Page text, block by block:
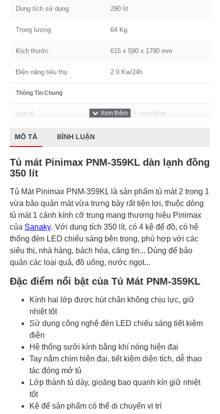
Dung tích sử dụng 290 lít
Trọng lượng 64 Kg
Kích thước 615 x 590 x 1790 mm
Điện năng tiêu thụ 2.9 Kw/24h
Thông Tin Chung
Loại tủ Tủ Mát 1 cánh kính
Điều chỉnh nhiệt độ
Hãng sản xuất
Bảo hành 24 tháng
Thông số tủ mát
Gas R134a
MÔ TẢ BÌNH LUẬN
Tủ mát Pinimax PNM-359KL dàn lạnh đồng
350 lít
Tủ Mát Pinimax PNM-359KL là sản phẩm tủ mát 2 trong 1
vừa bảo quản mát vừa trưng bày rất tiện lợi, thuộc dòng
tủ mát 1 cánh kính cỡ trung mang thương hiệu Pinimax
của Sanaky. Với dung tích 350 lít, có 4 kệ để đồ, có hệ
thống đèn LED chiếu sáng bên trong, phù hợp với các
siêu thị, nhà hàng, bách hóa, căng tin... Dùng để bảo
quản các loại quả, đồ uống, nước ngọt...
Đặc điểm nổi bật của Tủ Mát PNM-359KL
Kính hai lớp được hút chân không chịu lực, giữ
nhiệt tốt
Sử dụng công nghệ đèn LED chiếu sáng tiết kiệm
điện
Hệ thống sưởi kính bằng khí nóng hiện đại
Tay nắm chìm hiện đại, tiết kiệm diện tích, dễ thao
tác đóng mở tủ
Lớp thành tủ dày, gioăng bao quanh kín giữ nhiệt
tốt
Kệ để sản phẩm có thể di chuyển vị trí